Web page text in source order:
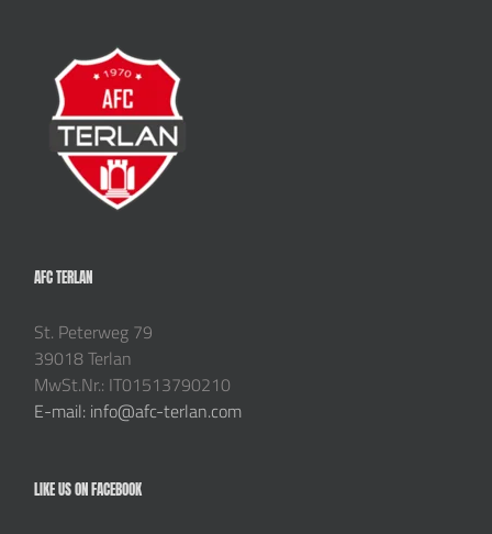
AFC TERLAN
St. Peterweg 79
39018 Terlan
MwSt.Nr.: IT01513790210
E-mail: info@afc-terlan.com
LIKE US ON FACEBOOK